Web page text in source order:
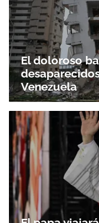
El doloroso
Venezuela